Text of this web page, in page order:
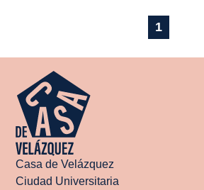
1
Casa de Velázquez
Ciudad Universitaria